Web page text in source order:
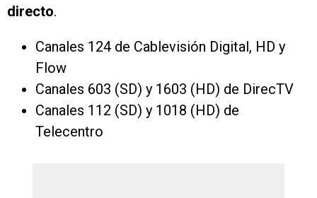
directo.
Canales 124 de Cablevisión Digital, HD y
Flow
Canales 603 (SD) y 1603 (HD) de DirecTV
Canales 112 (SD) y 1018 (HD) de
Telecentro